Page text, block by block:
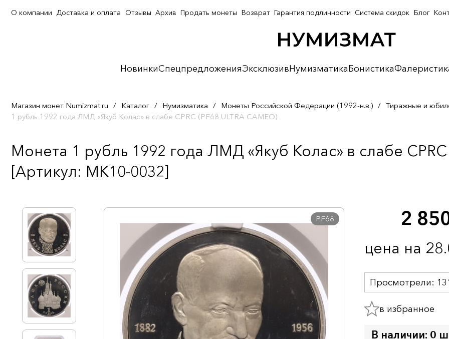
НовинкиСпецпредложенияЭксклюзивНумизматикаБонистика
О компании Доставка и оплата Отзывы Архив Продать монеты Возврат Гарантия подлинности Система скидок Блог
Магазин монет Numizmat.ru / Каталог / Нумизматика / Монеты Российской Федерации (1992-н.в.) / Тиражные и
1 рубль 1992 года ЛМД «Якуб Колас» в слабе CPRC (PF68 ULTRA CAMEO)
Монета 1 рубль 1992 года ЛМД «Якуб Колас» в слабе CPRC
[Артикул: MK10-0032]
PF68 2
цена на
Просмотрели:
в избранное
В наличии: 0